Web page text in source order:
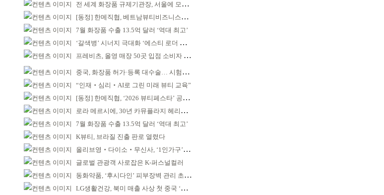
전 세계 화장품 규제기관장, 서울에 모인다
[동정] 한메직협, 베트남뷰티비즈니스협회와 MOU
7월 화장품 수출 13.5억 달러 ‘역대 최고’
‘갈색병’ 시너지 극대화 ‘에스티 로더 스킨부스터’ 출시
프레비츠, 올영 매장 50곳 입점 소비자 접점 강화
중국, 화장품 허가·등록 대수술… 시험자료 공용 허용
“인재‧심리‧AI로 그린 미래 뷰티 교육”
[동정] 한메직협, ‘2026 뷰티페스타’ 공동 주최
로라 메르시에, 30년 카뮤플라지 헤리티지 담아
7월 화장품 수출 13.5억 달러 ‘역대 최고’
K뷰티, 브라질 진출 판로 열렸다
올리브영‧다이소‧무신사, ‘1인가구’가 이끈다
글로벌 관광객 사로잡은 K-퍼스널컬러
동화약품, ‘후시다인’ 피부장벽 관리 초점 ‘리브랜딩’
LG생활건강, 북미 매출 사상 첫 중국 ‘추월’